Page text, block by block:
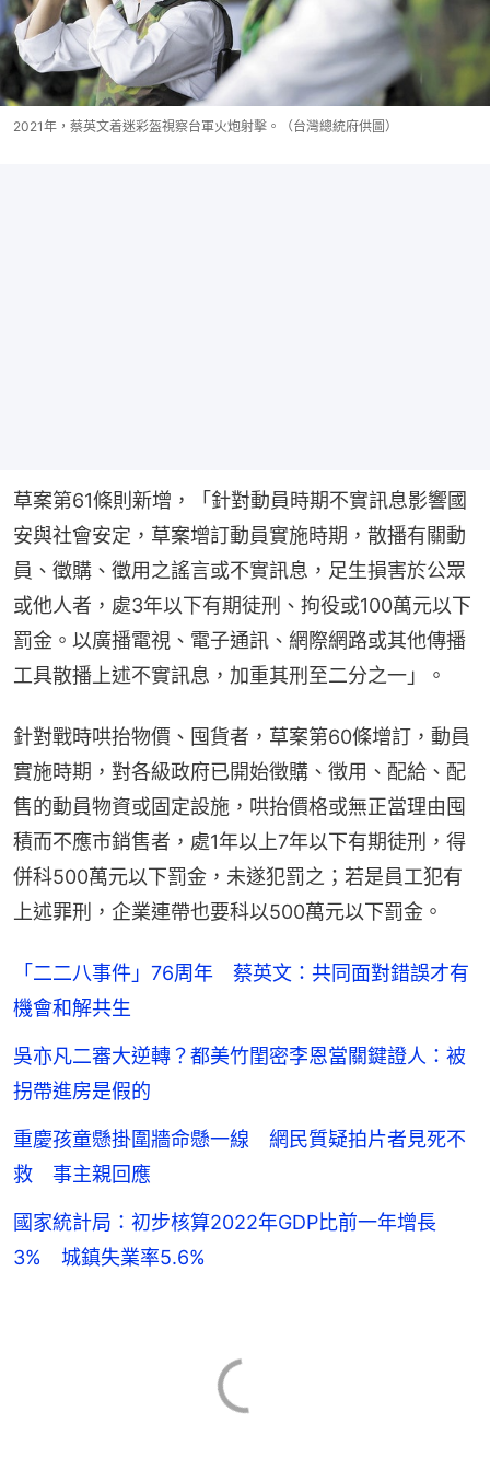
2021年，蔡英文着迷彩盔視察台軍火炮射擊。（台灣總統府供圖）
草案第61條則新增，「針對動員時期不實訊息影響國
安與社會安定，草案增訂動員實施時期，散播有關動
員、徵購、徵用之謠言或不實訊息，足生損害於公眾
或他人者，處3年以下有期徒刑、拘役或100萬元以下
罰金。以廣播電視、電子通訊、網際網路或其他傳播
工具散播上述不實訊息，加重其刑至二分之一」。
針對戰時哄抬物價、囤貨者，草案第60條增訂，動員
實施時期，對各級政府已開始徵購、徵用、配給、配
售的動員物資或固定設施，哄抬價格或無正當理由囤
積而不應市銷售者，處1年以上7年以下有期徒刑，得
併科500萬元以下罰金，未遂犯罰之；若是員工犯有
上述罪刑，企業連帶也要科以500萬元以下罰金。
「二二八事件」76周年 蔡英文：共同面對錯誤才有
機會和解共生
吳亦凡二審大逆轉？都美竹閨密李恩當關鍵證人：被
拐帶進房是假的
重慶孩童懸掛圍牆命懸一線 網民質疑拍片者見死不
救 事主親回應
國家統計局：初步核算2022年GDP比前一年增長
3% 城鎮失業率5.6%